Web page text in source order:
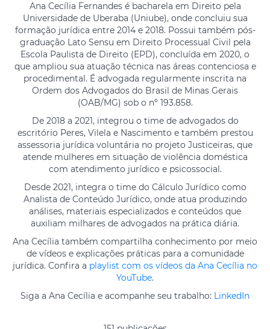
Ana Cecília Fernandes é bacharela em Direito pela
Universidade de Uberaba (Uniube), onde concluiu sua
formação jurídica entre 2014 e 2018. Possui também pós-
graduação Lato Sensu em Direito Processual Civil pela
Escola Paulista de Direito (EPD), concluída em 2020, o
que ampliou sua atuação técnica nas áreas contenciosa e
procedimental. É advogada regularmente inscrita na
Ordem dos Advogados do Brasil de Minas Gerais
(OAB/MG) sob o nº 193.858.
De 2018 a 2021, integrou o time de advogados do
escritório Peres, Vilela e Nascimento e também prestou
assessoria jurídica voluntária no projeto Justiceiras, que
atende mulheres em situação de violência doméstica
com atendimento jurídico e psicossocial.
Desde 2021, integra o time do Cálculo Jurídico como
Analista de Conteúdo Jurídico, onde atua produzindo
análises, materiais especializados e conteúdos que
auxiliam milhares de advogados na prática diária.
Ana Cecília também compartilha conhecimento por meio
de vídeos e explicações práticas para a comunidade
jurídica. Confira a playlist com os vídeos da Ana Cecília no
YouTube.
Siga a Ana Cecília e acompanhe seu trabalho: LinkedIn